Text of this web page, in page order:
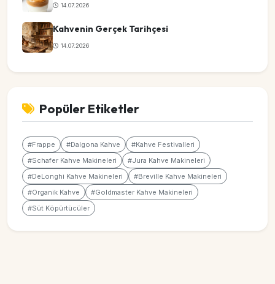
14.07.2026
Kahvenin Gerçek Tarihçesi
14.07.2026
Popüler Etiketler
#Frappe #Dalgona Kahve
#Kahve Festivalleri
#Schafer Kahve Makineleri
#Jura Kahve Makineleri
#DeLonghi Kahve Makineleri
#Breville Kahve Makineleri
#Organik Kahve
#Goldmaster Kahve Makineleri
#Süt Köpürtücüler